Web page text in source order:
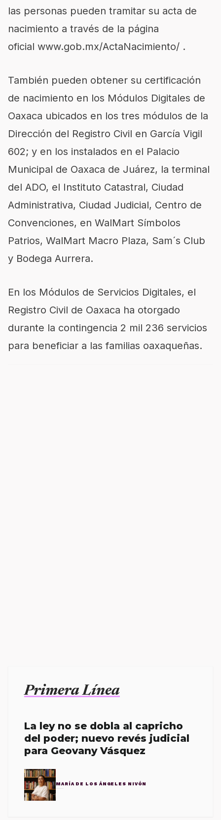
las personas pueden tramitar su acta de
nacimiento a través de la página
oficial www.gob.mx/ActaNacimiento/ .
También pueden obtener su certificación
de nacimiento en los Módulos Digitales de
Oaxaca ubicados en los tres módulos de la
Dirección del Registro Civil en García Vigil
602; y en los instalados en el Palacio
Municipal de Oaxaca de Juárez, la terminal
del ADO, el Instituto Catastral, Ciudad
Administrativa, Ciudad Judicial, Centro de
Convenciones, en WalMart Símbolos
Patrios, WalMart Macro Plaza, Sam´s Club
y Bodega Aurrera.
En los Módulos de Servicios Digitales, el
Registro Civil de Oaxaca ha otorgado
durante la contingencia 2 mil 236 servicios
para beneficiar a las familias oaxaqueñas.
Primera Línea
La ley no se dobla al capricho
del poder; nuevo revés judicial
para Geovany Vásquez
MARÍA DE LOS ÁNGELES NIVÓN